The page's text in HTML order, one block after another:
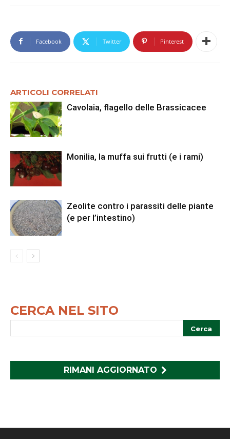
Facebook Twitter Pinterest
ARTICOLI CORRELATI
Cavolaia, flagello delle Brassicacee
Monilia, la muffa sui frutti (e i rami)
Zeolite contro i parassiti delle piante
(e per l’intestino)
CERCA NEL SITO
RIMANI AGGIORNATO